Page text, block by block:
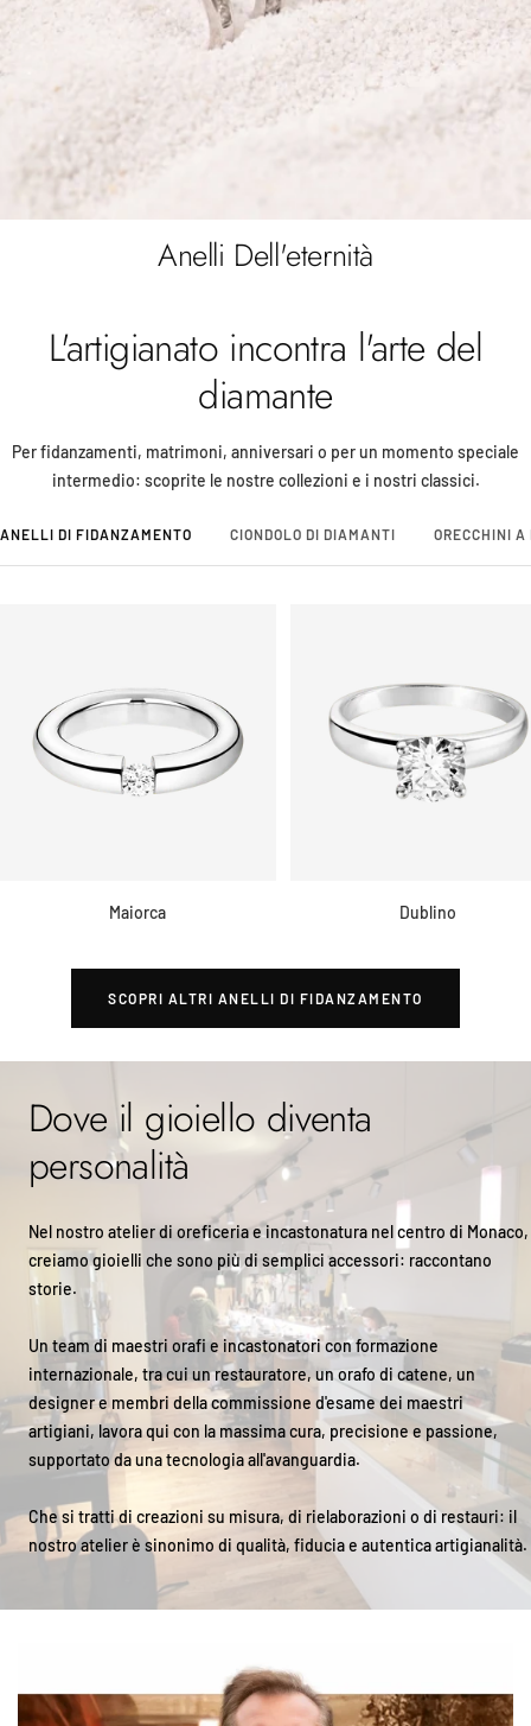
Anelli Dell'eternità
L'artigianato incontra l'arte del
diamante
Per fidanzamenti, matrimoni, anniversari o per un momento speciale
intermedio: scoprite le nostre collezioni e i nostri classici.
ANELLI DI FIDANZAMENTO CIONDOLO DI DIAMANTI ORECCHINI
Maiorca Dublino
SCOPRI ALTRI ANELLI DI FIDANZAMENTO
Dove il gioiello diventa
personalità
Nel nostro atelier di oreficeria e incastonatura nel centro di Monaco,
creiamo gioielli che sono più di semplici accessori: raccontano
storie.
Un team di maestri orafi e incastonatori con formazione
internazionale, tra cui un restauratore, un orafo di catene, un
designer e membri della commissione d'esame dei maestri
artigiani, lavora qui con la massima cura, precisione e passione,
supportato da una tecnologia all'avanguardia.
Che si tratti di creazioni su misura, di rielaborazioni o di restauri: il
nostro atelier è sinonimo di qualità, fiducia e autentica artigianalità.